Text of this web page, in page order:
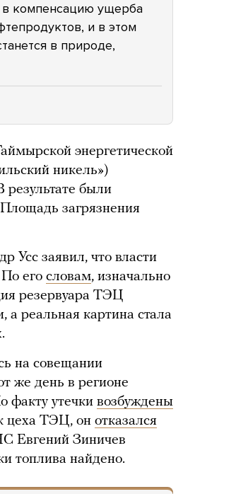
в компенсацию ущерба
и в этом
в природе,
энергетической
никель»)
результате были
загрязнения
Усс заявил, что власти
его словам, изначально
резервуара ТЭЦ
а реальная картина стала
на совещании
же день в регионе
факту утечки возбуждены
цеха ТЭЦ, он отказался
Евгений Зиничев
топлива найдено.